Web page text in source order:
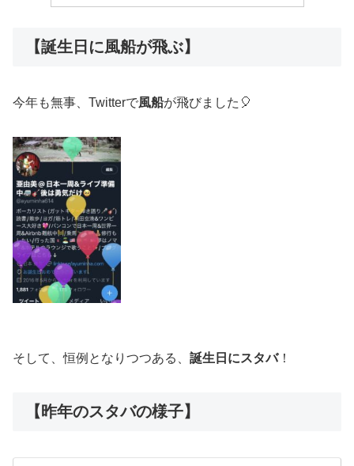
【誕生日に風船が飛ぶ】
今年も無事、Twitterで風船が飛びました🎈
そして、恒例となりつつある、 誕生日にスタバ！
【昨年のスタバの様子】